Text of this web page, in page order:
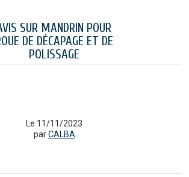
SUR MANDRIN POUR
DE DÉCAPAGE ET DE
POLISSAGE
Le 11/11/2023
parCALBA